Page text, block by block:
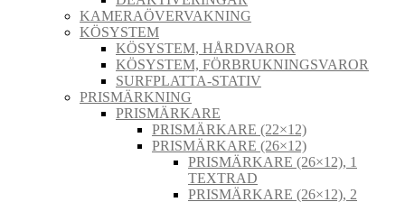
KAMERAÖVERVAKNING
KÖSYSTEM
KÖSYSTEM, HÅRDVAROR
KÖSYSTEM, FÖRBRUKNINGSVAROR
SURFPLATTA-STATIV
PRISMÄRKNING
PRISMÄRKARE
PRISMÄRKARE (22×12)
PRISMÄRKARE (26×12)
PRISMÄRKARE (26×12), 1
TEXTRAD
PRISMÄRKARE (26×12), 2